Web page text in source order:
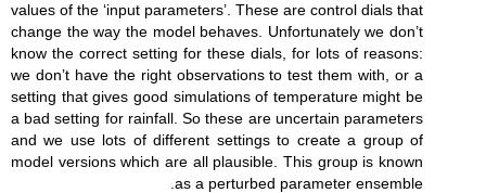
values of the ‘input parameters’. These are control dials that
change the way the model behaves. Unfortunately we don’t
know the correct setting for these dials, for lots of reasons:
we don’t have the right observations to test them with, or a
setting that gives good simulations of temperature might be
a bad setting for rainfall. So these are uncertain parameters
and we use lots of different settings to create a group of
model versions which are all plausible. This group is known
as a perturbed parameter ensemble.